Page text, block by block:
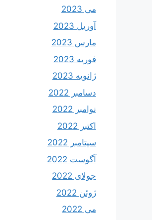
می 2023
آوریل 2023
مارس 2023
فوریه 2023
ژانویه 2023
دسامبر 2022
نوامبر 2022
اکتبر 2022
سپتامبر 2022
آگوست 2022
جولای 2022
ژوئن 2022
می 2022